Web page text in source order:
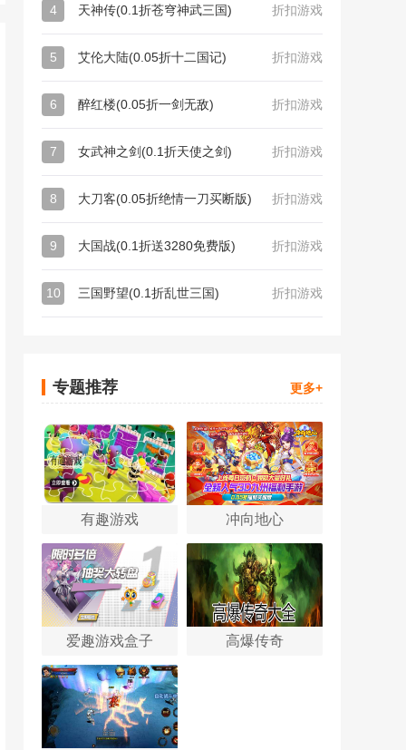
4 天神传(0.1折苍穹神武三国) 折扣游戏
5 艾伦大陆(0.05折十二国记) 折扣游戏
6 醉红楼(0.05折一剑无敌) 折扣游戏
7 女武神之剑(0.1折天使之剑) 折扣游戏
8 大刀客(0.05折绝情一刀买断版) 折扣游戏
9 大国战(0.1折送3280免费版) 折扣游戏
10 三国野望(0.1折乱世三国) 折扣游戏
专题推荐 更多+
有趣游戏 冲向地心
爱趣游戏盒子 高爆传奇